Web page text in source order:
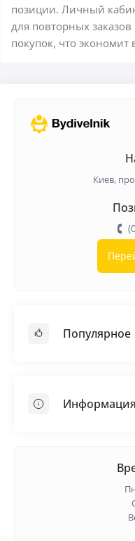
позиции. Личный
для повторных
покупок, что
Киев,
Популярное
Самовыравнивающая
Информация